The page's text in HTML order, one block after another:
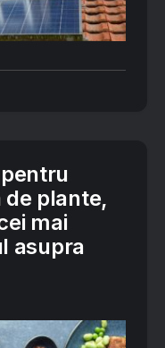
de plante,
mai
asupra